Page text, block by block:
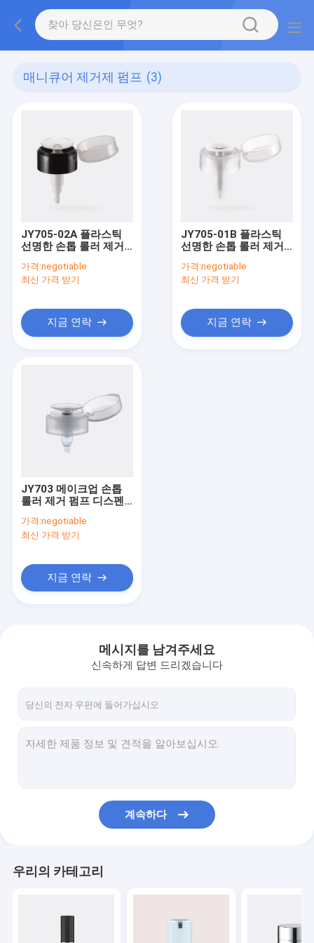
매니큐어 제거제 펌프 (3)
JY705-02A 플라스틱
선명한 손톱 롤러 제거
0.5±0.05ml/T 복용량
가격:negotiable
최신 가격 받기
지금 연락
JY705-01B 플라스틱
선명한 손톱 롤러 제거
0.5±0.05ml/T 복용량
가격:negotiable
최신 가격 받기
지금 연락
JY703 메이크업 손톱
롤러 제거 펌프 디스펜
0.50±0.05ml/T 용량
가격:negotiable
최신 가격 받기
지금 연락
메시지를 남겨주세요
신속하게 답변 드리겠습니다
계속하다
우리의 카테고리